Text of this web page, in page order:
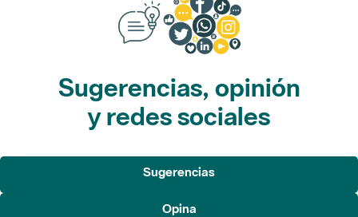
Sugerencias, opinión
y redes sociales
Sugerencias
Opina